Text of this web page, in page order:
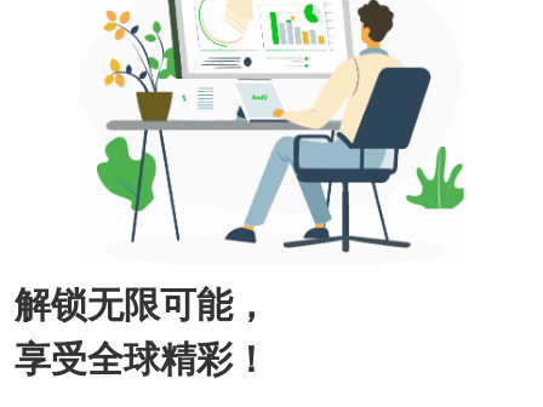
解锁无限可能，
享受全球精彩！